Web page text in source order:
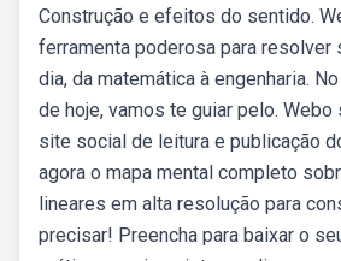
Construção e efeitos do sentido.
ferramenta poderosa para resolver
dia, da matemática à engenharia.
de hoje, vamos te guiar pelo.
site social de leitura e publicação
agora o mapa mental completo
lineares em alta resolução para
precisar! Preencha para baixar o